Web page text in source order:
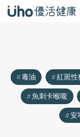
毒油 紅斑性
魚刺卡喉嚨
安